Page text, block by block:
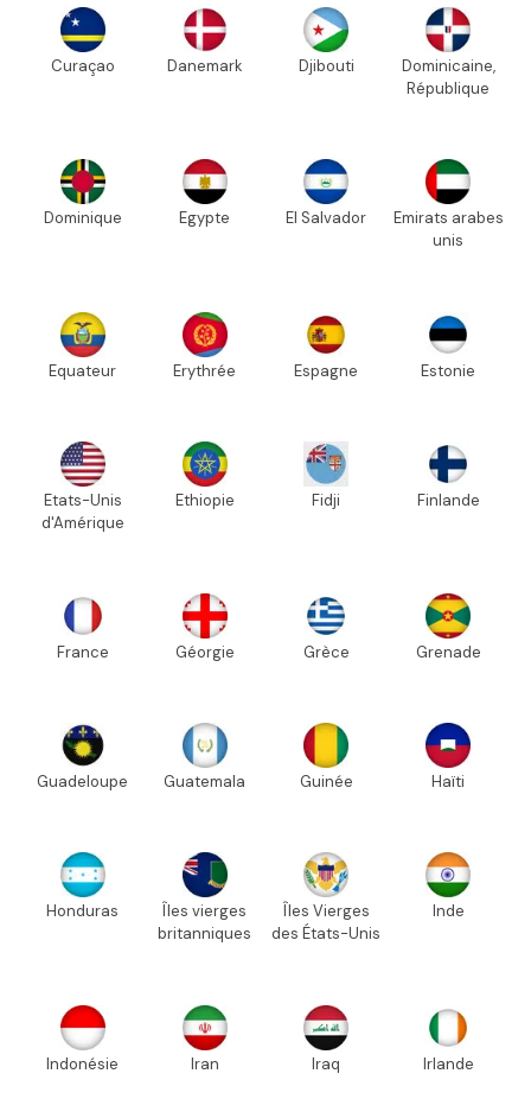
Curaçao Danemark Djibouti
Dominicaine,
République
Dominique Egypte El Salvador
Emirats arabes
unis
Equateur Erythrée Espagne Estonie
Etats-Unis
d'Amérique
Ethiopie Fidji Finlande
France Géorgie Grèce Grenade
Guadeloupe Guatemala Guinée Haïti
Honduras
Îles vierges
britanniques
Îles Vierges
des États-Unis
Inde
Indonésie Iran Iraq Irlande